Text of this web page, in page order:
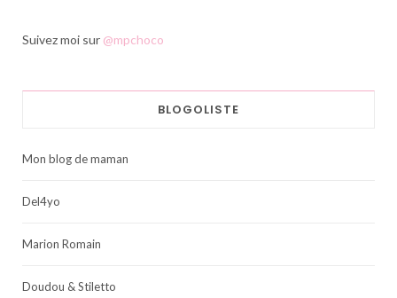
Suivez moi sur @mpchoco
BLOGOLISTE
Mon blog de maman
Del4yo
Marion Romain
Doudou & Stiletto